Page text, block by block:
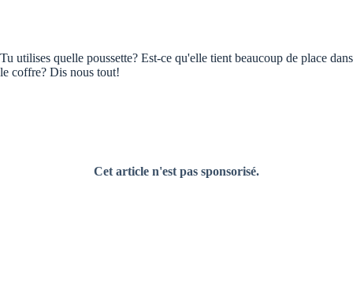
Tu utilises quelle poussette? Est-ce qu'elle tient beaucoup de place dans
le coffre? Dis nous tout!
Cet article n'est pas sponsorisé.